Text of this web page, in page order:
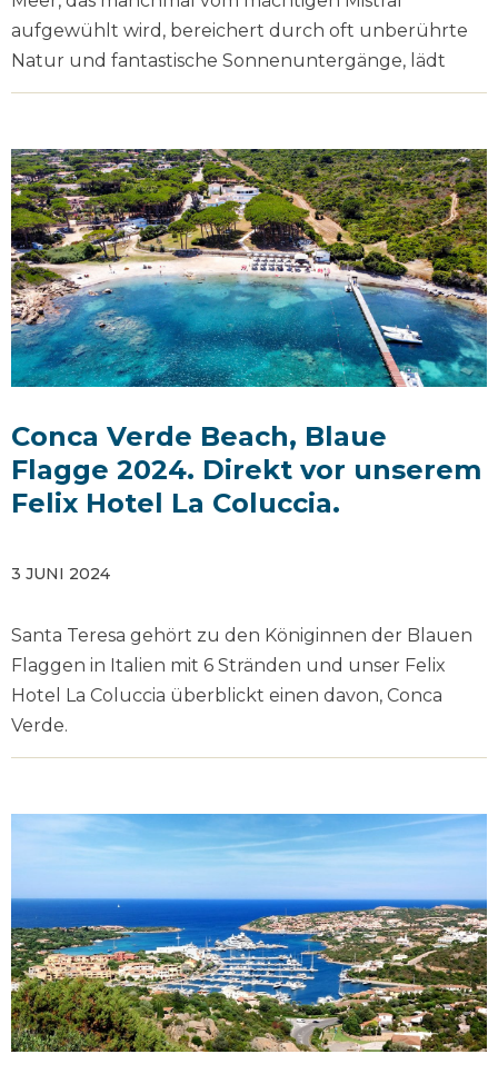
aufgewühlt wird, bereichert durch oft unberührte
Natur und fantastische Sonnenuntergänge, lädt
Conca Verde Beach, Blaue
Flagge 2024. Direkt vor unserem
Felix Hotel La Coluccia.
3 JUNI 2024
Santa Teresa gehört zu den Königinnen der Blauen
Flaggen in Italien mit 6 Stränden und unser Felix
Hotel La Coluccia überblickt einen davon, Conca
Verde.